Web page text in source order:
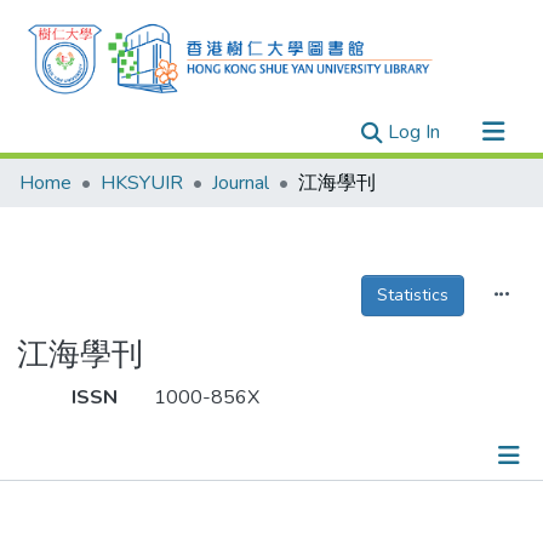
Log In(current)
Research Outputs
Theses
Home HKSYUIR Journal 江海學刊
Statistics
江海學刊
ISSN 1000-856X